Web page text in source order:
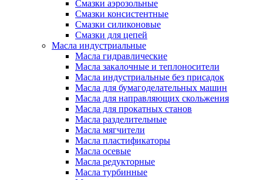
Смазки аэрозольные
Смазки консистентные
Смазки силиконовые
Смазки для цепей
Масла индустриальные
Масла гидравлические
Масла закалочные и теплоносители
Масла индустриальные без присадок
Масла для бумагоделательных машин
Масла для направляющих скольжения
Масла для прокатных станов
Масла разделительные
Масла мягчители
Масла пластификаторы
Масла осевые
Масла редукторные
Масла турбинные